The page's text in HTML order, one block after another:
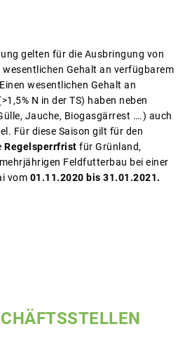
gelten für die Ausbringung von
Gehalt an verfügbarem
wesentlichen Gehalt an
N in der TS) haben neben
Jauche, Biogasgärrest ….) auch
Für diese Saison gilt für den
Regelsperrfrist für Grünland,
Feldfutterbau bei einer
vom 01.11.2020 bis 31.01.2021.